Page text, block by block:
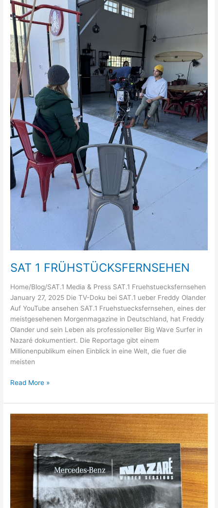
SAT 1 FRÜHSTÜCKSFERNSEHEN
Home/Blog/SAT.1 Media & Press SAT.1 Fruehstuecksfernsehen
January 27, 2025 Die TV-Doku bei SAT.1 ueber Freddy Olander
Auf YouTube ansehen SAT.1 Fruehstuecksfernsehen, eines der
meistgesehenen Morgenmagazine in Deutschland, hat Freddy
Olander und sein Leben als professioneller Big Wave Surfer in
Nazaré dokumentiert. Die Reportage gibt einem
Millionenpublikum einen Einblick in eine Welt, die fuer die
meisten
SAT
FRÜHSTÜCKSFERNSEHEN
Read More »